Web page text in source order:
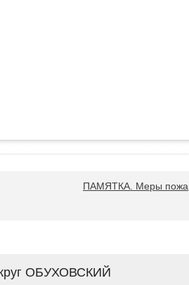
ПАМЯТКА. Меры
ОБУХОВСКИЙ